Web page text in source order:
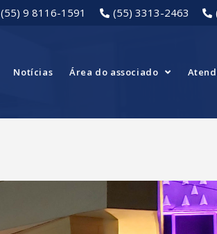
(55) 9 8116-1591 (55) 3313-2463
Notícias Área do associado